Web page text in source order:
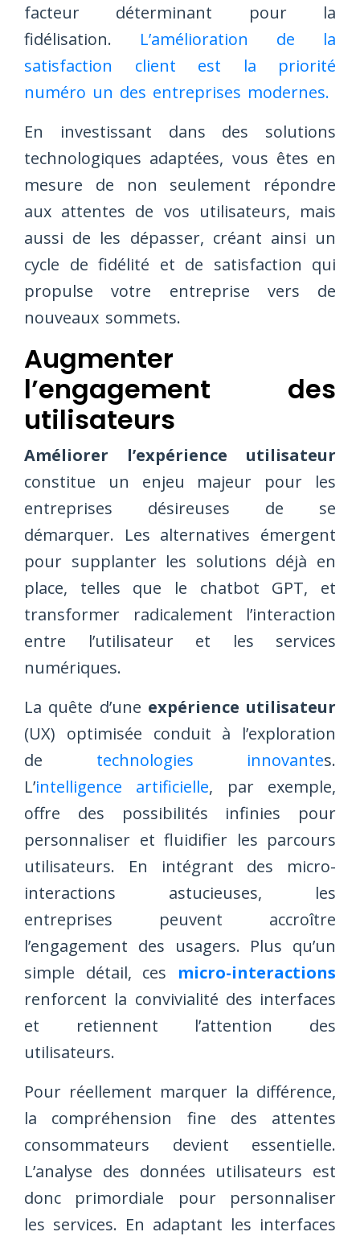
facteur déterminant pour la
fidélisation. L’amélioration de la
satisfaction client est la priorité
numéro un des entreprises modernes.
En investissant dans des solutions
technologiques adaptées, vous êtes en
mesure de non seulement répondre
aux attentes de vos utilisateurs, mais
aussi de les dépasser, créant ainsi un
cycle de fidélité et de satisfaction qui
propulse votre entreprise vers de
nouveaux sommets.
Augmenter
l’engagement des
utilisateurs
Améliorer l’expérience utilisateur
constitue un enjeu majeur pour les
entreprises désireuses de se
démarquer. Les alternatives émergent
pour supplanter les solutions déjà en
place, telles que le chatbot GPT, et
transformer radicalement l’interaction
entre l’utilisateur et les services
numériques.
La quête d’une expérience utilisateur
(UX) optimisée conduit à l’exploration
de technologies innovantes.
L’intelligence artificielle, par exemple,
offre des possibilités infinies pour
personnaliser et fluidifier les parcours
utilisateurs. En intégrant des micro-
interactions astucieuses, les
entreprises peuvent accroître
l’engagement des usagers. Plus qu’un
simple détail, ces micro-interactions
renforcent la convivialité des interfaces
et retiennent l’attention des
utilisateurs.
Pour réellement marquer la différence,
la compréhension fine des attentes
consommateurs devient essentielle.
L’analyse des données utilisateurs est
donc primordiale pour personnaliser
les services. En adaptant les interfaces